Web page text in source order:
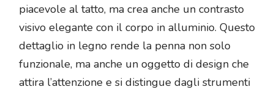
piacevole al tatto, ma crea anche un contrasto
visivo elegante con il corpo in alluminio. Questo
dettaglio in legno rende la penna non solo
funzionale, ma anche un oggetto di design che
attira l’attenzione e si distingue dagli strumenti